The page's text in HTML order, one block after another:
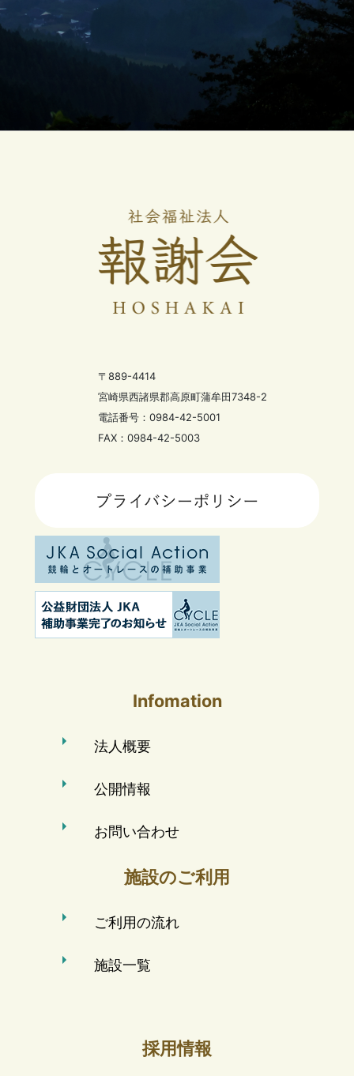
〒889-4414
宮崎県西諸県郡高原町蒲牟田7348-2
電話番号：0984-42-5001
FAX：0984-42-5003
Infomation
法人概要
公開情報
お問い合わせ
施設のご利用
ご利用の流れ
施設一覧
採用情報